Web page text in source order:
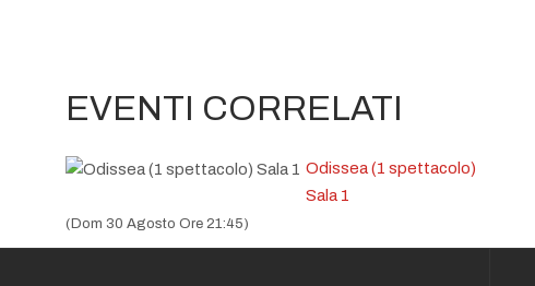
EVENTI CORRELATI
Odissea (1 spettacolo)
Sala 1
(Dom 30 Agosto Ore 21:45)